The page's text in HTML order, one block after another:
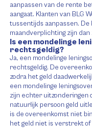
aanpassen van de rente
aangaat. Klanten van BLG
tussentijds aanpassen.
maandverplichting zijn
Is een mondelinge
rechtsgeldig?
Ja, een mondelinge
rechtsgeldig. De
zodra het geld
een mondelinge
zijn echter uitzonderingen
natuurlijk persoon geld
is de overeenkomst niet
het geld niet is verstrekt